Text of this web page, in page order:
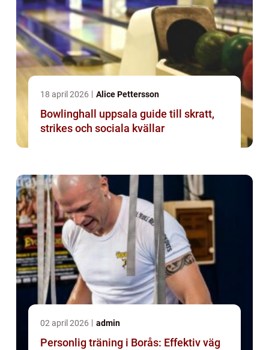
18 april 2026 Alice Pettersson
Bowlinghall uppsala guide till skratt,
strikes och sociala kvällar
02 april 2026 admin
Personlig träning i Borås: Effektiv väg